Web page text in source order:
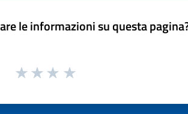
le informazioni su questa